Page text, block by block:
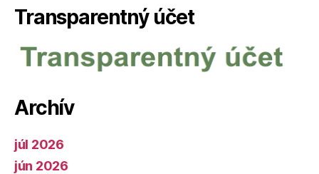
Transparentný účet
Archív
júl 2026
jún 2026